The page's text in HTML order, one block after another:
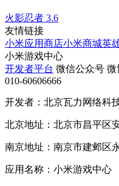
火影忍者 3.6
友情链接
小米应用商店小米商城英
小米游戏中心
开发者平台 微信公众号 微
010-60606666
开发者：北京瓦力网络科
北京地址：北京市昌平区
南京地址：南京市建邺区
应用名称：小米游戏中心